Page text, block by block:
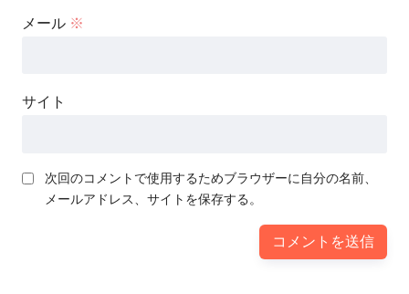
メール ※
サイト
次回のコメントで使用するためブラウザーに自分の名前、
メールアドレス、サイトを保存する。